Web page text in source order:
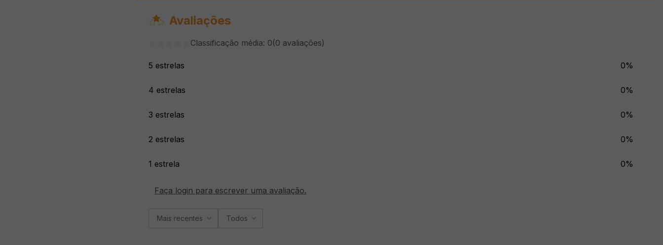
Avaliações
Classificação média: 0(0 avaliações)
5 estrelas 0%
4 estrelas 0%
3 estrelas 0%
2 estrelas 0%
1 estrela 0%
Faça login para escrever uma avaliação.
Mais recentes Todos